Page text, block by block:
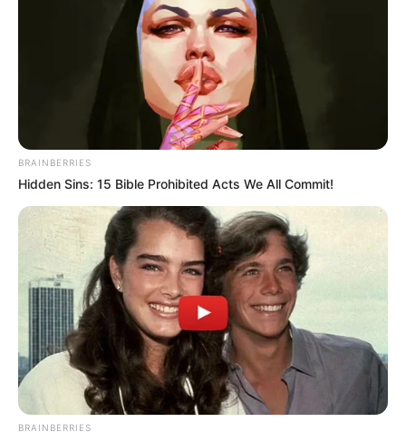
Serem! 9 Chat Ojek Online &
Pelanggan Ini Bikin Auto
Merinding
BRAINBERRIES
Hidden Sins: 15 Bible Prohibited Acts We All Commit!
BRAINBERRIES